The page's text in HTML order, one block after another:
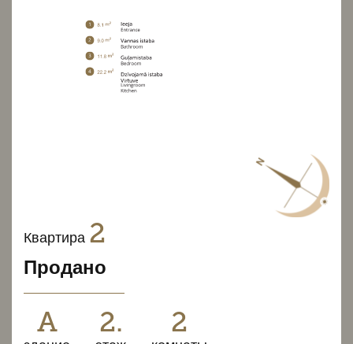
Квартира 2
Продано
A 2. 2